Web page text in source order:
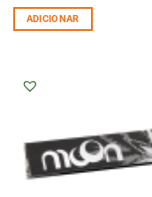
ADICIONAR